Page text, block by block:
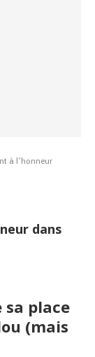
à l’honneur
dans
sa place
(mais